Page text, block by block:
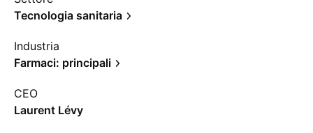
Tecnologia sanitaria
Industria
Farmaci: principali
CEO
Laurent Lévy